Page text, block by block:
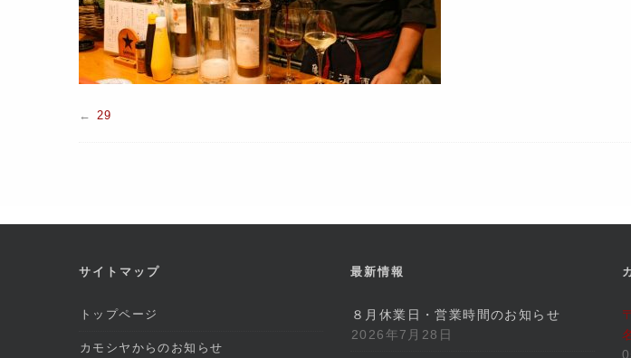
← 29
サイトマップ
トップページ
カモシヤからのお知らせ
最新情報
８月休業日・営業時間のお知らせ
2026年7月28日